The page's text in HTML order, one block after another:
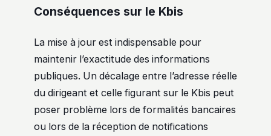
Conséquences sur le Kbis
La mise à jour est indispensable pour
maintenir l’exactitude des informations
publiques. Un décalage entre l’adresse réelle
du dirigeant et celle figurant sur le Kbis peut
poser problème lors de formalités bancaires
ou lors de la réception de notifications